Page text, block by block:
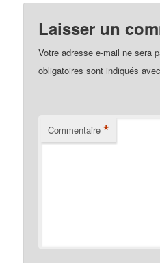
Laisser un
Votre adresse e-mail ne sera
obligatoires sont indiqués
Commentaire *